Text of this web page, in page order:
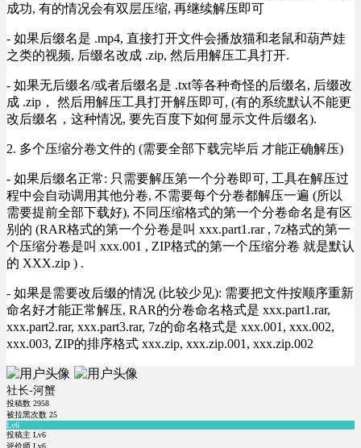
成功, 有的情况会有双层压缩, 再继续解压即可
- 如果后缀名是 .mp4, 直接打开文件会播放猫和老鼠和葫芦娃
之类的视频, 后缀名改成 .zip, 然后用解压工具打开.
- 如果无后缀名/或者后缀名是 .txt等各种奇怪的后缀名, 后缀改
成 .zip， 然后用解压工具打开解压即可, (有的系统默认不能更
改后缀名，这种情况, 要先百度下如何显示文件后缀名).
2. 多个压缩分卷文件的 (需要全部下载完毕后 才能正确解压)
- 如果后缀名正常: 只需要解压第一个分卷即可, 工具在解压过
程中会自动调用其他分卷, 不需要每个分卷都解压一遍 (所以
需要提前全部下载好), 不同压缩格式的第一个分卷命名是有区
别的 (RAR格式的第一个分卷是叫 xxx.part1.rar , 7z格式的第一
个压缩分卷是叫 xxx.001 , ZIP格式的第一个压缩分卷 就是默认
的 XXX.zip ) .
- 如果是需要改后缀的情况 (比较少见): 需要把文件按顺序重新
命名好才能正常解压, RAR的分卷命名格式是 xxx.part1.rar,
xxx.part2.rar, xxx.part3.rar, 7z的命名格式是 xxx.001, xxx.002,
xxx.003, ZIP的排序格式 xxx.zip, xxx.zip.001, xxx.zip.002
社长-河蟹
投稿数 2958
被拉黑次数 25
Lv6
投稿主 Lv6
评价师 Lv6